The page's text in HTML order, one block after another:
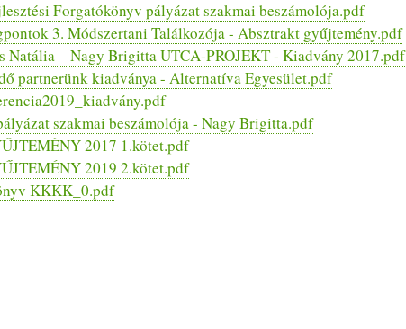
Forgatókönyv pályázat szakmai beszámolója.pdf
3. Módszertani Találkozója - Absztrakt gyűjtemény.pdf
Natália – Nagy Brigitta UTCA-PROJEKT - Kiadvány 2017.pdf
partnerünk kiadványa - Alternatíva Egyesület.pdf
szakmai beszámolója - Nagy Brigitta.pdf
2017 1.kötet.pdf
2019 2.kötet.pdf
KKKK_0.pdf